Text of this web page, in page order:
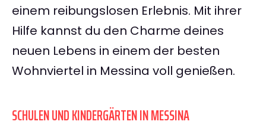
einem reibungslosen Erlebnis. Mit ihrer
Hilfe kannst du den Charme deines
neuen Lebens in einem der besten
Wohnviertel in Messina voll genießen.
SCHULEN UND KINDERGÄRTEN IN MESSINA